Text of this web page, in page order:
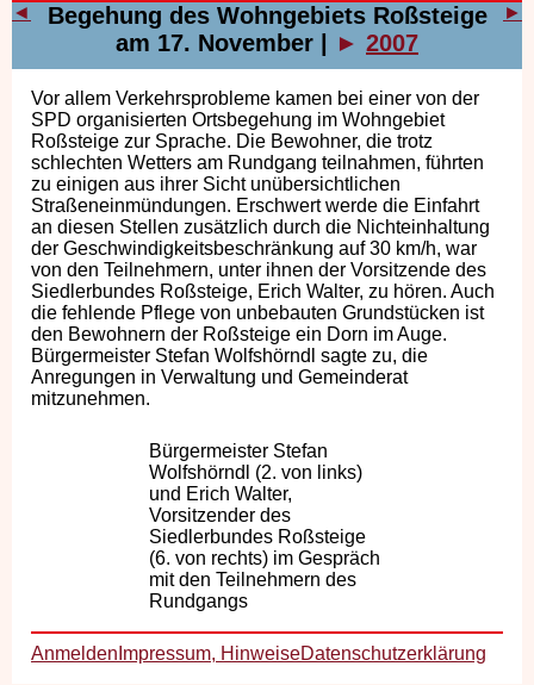
◄
Begehung des Wohngebiets Roßsteige
am 17. November
► 2007
►
Vor allem Verkehrsprobleme kamen bei einer von der
SPD organisierten Ortsbegehung im Wohngebiet
Roßsteige zur Sprache. Die Bewohner, die trotz
schlechten Wetters am Rundgang teilnahmen, führten
zu einigen aus ihrer Sicht unübersichtlichen
Straßeneinmündungen. Erschwert werde die Einfahrt
an diesen Stellen zusätzlich durch die Nichteinhaltung
der Geschwindigkeitsbeschränkung auf 30 km/h, war
von den Teilnehmern, unter ihnen der Vorsitzende des
Siedlerbundes Roßsteige, Erich Walter, zu hören. Auch
die fehlende Pflege von unbebauten Grundstücken ist
den Bewohnern der Roßsteige ein Dorn im Auge.
Bürgermeister Stefan Wolfshörndl sagte zu, die
Anregungen in Verwaltung und Gemeinderat
mitzunehmen.
Bürgermeister Stefan
Wolfshörndl (2. von links)
und Erich Walter,
Vorsitzender des
Siedlerbundes Roßsteige
(6. von rechts) im Gespräch
mit den Teilnehmern des
Rundgangs
Anmelden Impressum, HinweiseDatenschutzerklärung